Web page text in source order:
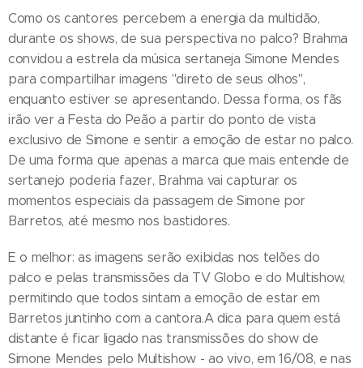
Como os cantores percebem a energia da multidão,
durante os shows, de sua perspectiva no palco? Brahma
convidou a estrela da música sertaneja Simone Mendes
para compartilhar imagens "direto de seus olhos",
enquanto estiver se apresentando. Dessa forma, os fãs
irão ver a Festa do Peão a partir do ponto de vista
exclusivo de Simone e sentir a emoção de estar no palco.
De uma forma que apenas a marca que mais entende de
sertanejo poderia fazer, Brahma vai capturar os
momentos especiais da passagem de Simone por
Barretos, até mesmo nos bastidores.
E o melhor: as imagens serão exibidas nos telões do
palco e pelas transmissões da TV Globo e do Multishow,
permitindo que todos sintam a emoção de estar em
Barretos juntinho com a cantora.A dica para quem está
distante é ficar ligado nas transmissões do show de
Simone Mendes pelo Multishow - ao vivo, em 16/08, e nas